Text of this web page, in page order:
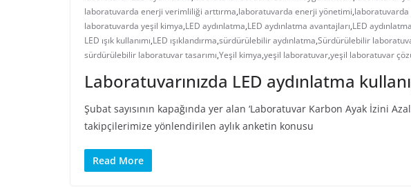
laboratuvarda enerji verimliliği arttırma,laboratuvarda enerji yönetimi,laboratuvarda
laboratuvarda yeşil kimya,LED aydınlatma,LED aydınlatma avantajları,LED
LED ışık kullanımı,LED ışıklandırma,sürdürülebilir aydınlatma,Sürdürülebilir
sürdürülebilir laboratuvar tasarımı,Yeşil kimya,yeşil laboratuvar,yeşil laboratuvar
Laboratuvarınızda LED aydınlatma
Şubat sayısının kapağında yer alan ‘Laboratuvar Karbon Ayak İzini
takipçilerimize yönlendirilen aylık anketin konusu
Read More